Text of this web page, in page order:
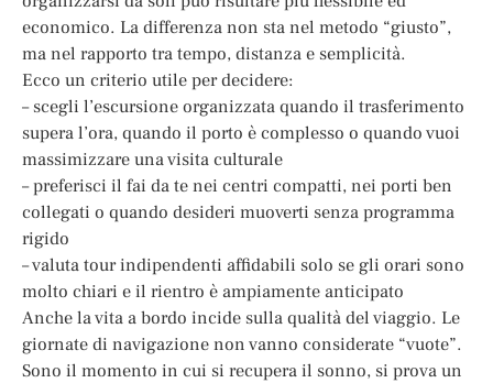
economico. La differenza non sta nel metodo “giusto”,
ma nel rapporto tra tempo, distanza e semplicità.
Ecco un criterio utile per decidere:
– scegli l’escursione organizzata quando il trasferimento
supera l’ora, quando il porto è complesso o quando vuoi
massimizzare una visita culturale
– preferisci il fai da te nei centri compatti, nei porti ben
collegati o quando desideri muoverti senza programma
rigido
– valuta tour indipendenti affidabili solo se gli orari sono
molto chiari e il rientro è ampiamente anticipato
Anche la vita a bordo incide sulla qualità del viaggio. Le
giornate di navigazione non vanno considerate “vuote”.
Sono il momento in cui si recupera il sonno, si prova un